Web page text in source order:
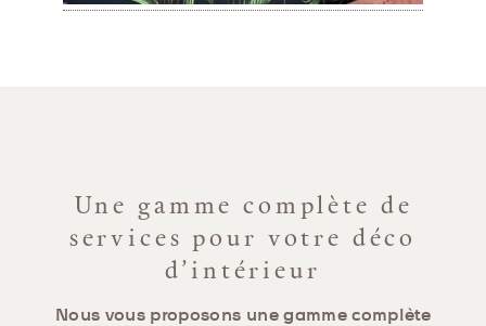
Une gamme complète de
services pour votre déco
d’intérieur
Nous vous proposons une gamme complète